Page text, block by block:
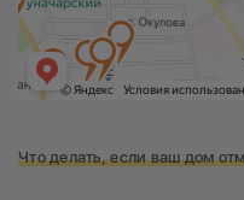
Что делать, если ваш дом